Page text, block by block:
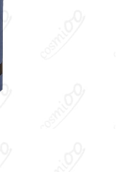
プレ衣装です。星空・
で、複数キャラクタ
青柳冬弥、神代類、
サイズ・仕様に対応
用の再現衣装であ
」に関する明確な公
ラボ風のステージ衣
（ストリート系音